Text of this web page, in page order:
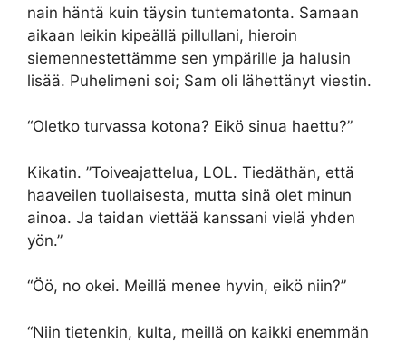
nain häntä kuin täysin tuntematonta. Samaan
aikaan leikin kipeällä pillullani, hieroin
siemennestettämme sen ympärille ja halusin
lisää. Puhelimeni soi; Sam oli lähettänyt viestin.
“Oletko turvassa kotona? Eikö sinua haettu?”
Kikatin. ”Toiveajattelua, LOL. Tiedäthän, että
haaveilen tuollaisesta, mutta sinä olet minun
ainoa. Ja taidan viettää kanssani vielä yhden
yön.”
“Öö, no okei. Meillä menee hyvin, eikö niin?”
“Niin tietenkin, kulta, meillä on kaikki enemmän